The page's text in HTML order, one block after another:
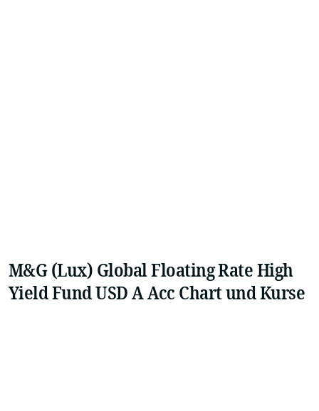
M&G (Lux) Global Floating Rate High
Yield Fund USD A Acc Chart und Kurse